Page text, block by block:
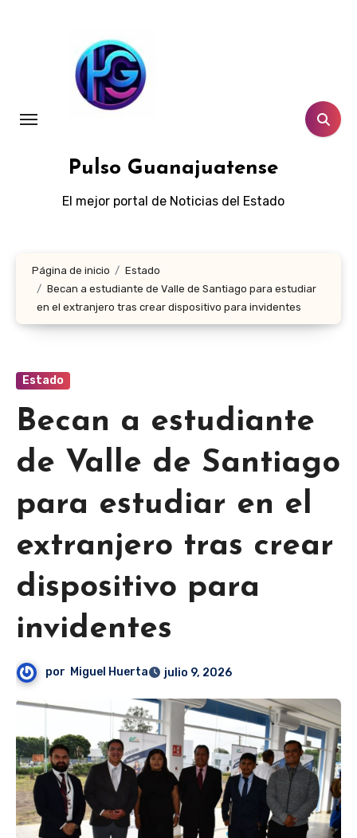
Pulso Guanajuatense
El mejor portal de Noticias del Estado
Página de inicio
Estado
Becan a estudiante de Valle de Santiago para estudiar
en el extranjero tras crear dispositivo para invidentes
Estado
Becan a estudiante
de Valle de Santiago
para estudiar en el
extranjero tras crear
dispositivo para
invidentes
por Miguel Huerta julio 9, 2026